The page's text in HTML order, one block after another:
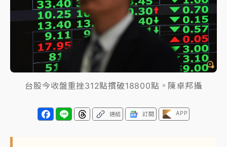
處置制度大變革！ 證交所今起縮短股票「關禁閉」天
數與撮合時間
才續任就飛美國大學面試 清大校長高為元致歉：機會
到來時引起我的好奇
地午後雷雨
分析｜ 7月營收甫首破單月9000億元下半年續旺指
標？ 鴻海本週法說法人關注的四大重點
台股今收盤重挫312點摜破18800點。陳卓邦攝
連結 訂閱 APP